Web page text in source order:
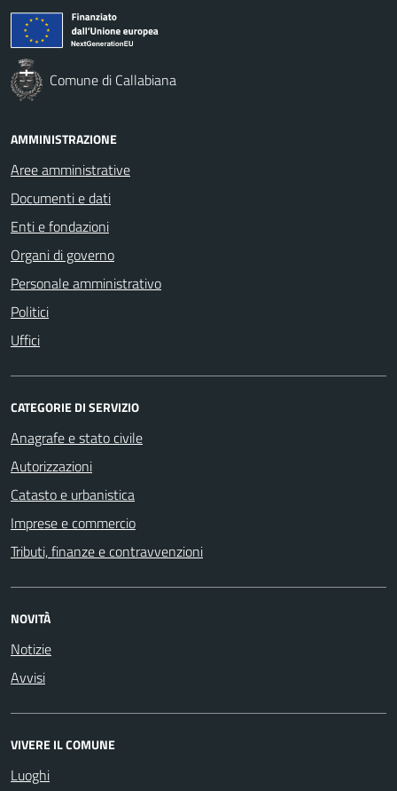
Comune di Callabiana
AMMINISTRAZIONE
Aree amministrative
Documenti e dati
Enti e fondazioni
Organi di governo
Personale amministrativo
Politici
Uffici
CATEGORIE DI SERVIZIO
Anagrafe e stato civile
Autorizzazioni
Catasto e urbanistica
Imprese e commercio
Tributi, finanze e contravvenzioni
NOVITÀ
Notizie
Avvisi
VIVERE IL COMUNE
Luoghi